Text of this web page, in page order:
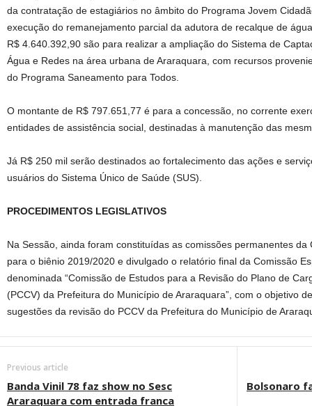
da contratação de estagiários no âmbito do Programa Jovem
execução do remanejamento parcial da adutora de recalque de
R$ 4.640.392,90 são para realizar a ampliação do Sistema de
Água e Redes na área urbana de Araraquara, com recursos
do Programa Saneamento para Todos.
O montante de R$ 797.651,77 é para a concessão, no corrente
entidades de assistência social, destinadas à manutenção das
Já R$ 250 mil serão destinados ao fortalecimento das ações e
usuários do Sistema Único de Saúde (SUS).
PROCEDIMENTOS LEGISLATIVOS
Na Sessão, ainda foram constituídas as comissões permanentes
para o biênio 2019/2020 e divulgado o relatório final da Comissão
denominada “Comissão de Estudos para a Revisão do Plano de
(PCCV) da Prefeitura do Município de Araraquara”, com o objetivo
sugestões da revisão do PCCV da Prefeitura do Município de
Previous article
Banda Vinil 78 faz show no Sesc
Araraquara com entrada franca
Bolsonaro